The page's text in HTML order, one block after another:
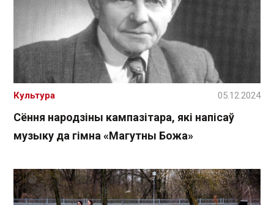
Сёння народзіны кампазітара, які напісаў
музыку да гімна «Магутны Божа»
Культура 05.12.2024